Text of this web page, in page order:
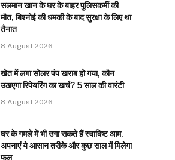
सलमान खान के घर के बाहर पुलिसकर्मी की
मौत, बिश्नोई की धमकी के बाद सुरक्षा के लिए था
तैनात
8 August 2026
खेत में लगा सोलर पंप खराब हो गया, कौन
उठाएगा रिपेयरिंग का खर्च? 5 साल की वारंटी
8 August 2026
घर के गमले में भी उगा सकते हैं स्वादिष्ट आम,
अपनाएं ये आसान तरीके और कुछ साल में मिलेगा
फल